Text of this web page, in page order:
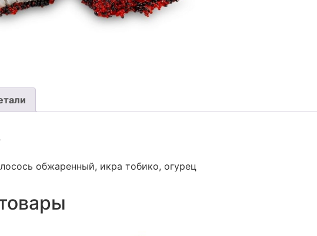
обжаренный, икра тобико, огурец